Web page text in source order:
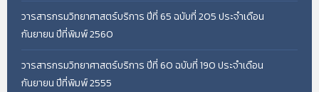
วารสารกรมวิทยาศาสตร์บริการ ปีที่ 65 ฉบับที่ 205 ประจำเดือน
กันยายน ปีที่พิมพ์ 2560
วารสารกรมวิทยาศาสตร์บริการ ปีที่ 60 ฉบับที่ 190 ประจำเดือน
กันยายน ปีที่พิมพ์ 2555